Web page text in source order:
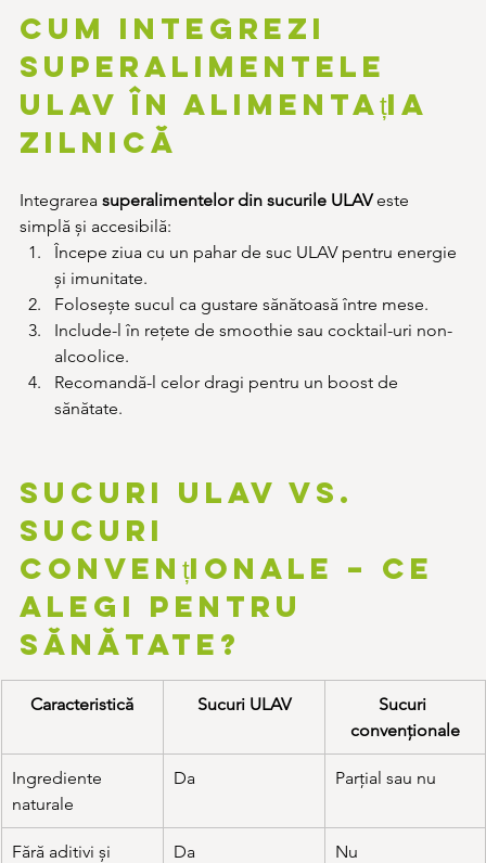
Cum integrezi
superalimentele
ULAV în alimentația
zilnică
Integrarea superalimentelor din sucurile ULAV este
simplă și accesibilă:
Începe ziua cu un pahar de suc ULAV pentru energie
și imunitate.
Folosește sucul ca gustare sănătoasă între mese.
Include-l în rețete de smoothie sau cocktail-uri non-
alcoolice.
Recomandă-l celor dragi pentru un boost de
sănătate.
Sucuri ULAV vs.
sucuri
convenționale – ce
alegi pentru
sănătate?
Caracteristică Sucuri ULAV
Sucuri
convenționale
Ingrediente
naturale
Da Parțial sau nu
Fără aditivi și
Da Nu